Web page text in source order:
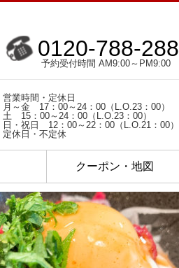
0120-788-288
予約受付時間 AM9:00～PM9:00
営業時間・定休日
月～金 17：00～24：00（L.O.23：00）
土 15：00～24：00（L.O.23：00）
日・祝日 12：00～22：00（L.O.21：00）
定休日・不定休
クーポン・地図